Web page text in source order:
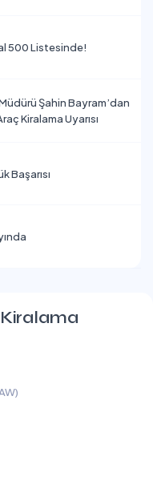
500 Listesinde!
Şahin Bayram’dan
Kiralama Uyarısı
Başarısı